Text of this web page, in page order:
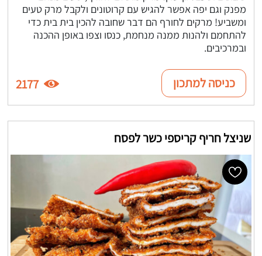
מפנק וגם יפה אפשר להגיש עם קרוטונים ולקבל מרק טעים
ומשביע! מרקים לחורף הם דבר שחובה להכין בית בית כדי
להתחמם ולהנות ממנה מנחמת, כנסו וצפו באופן ההכנה
ובמרכיבים.
כניסה למתכון 2177
שניצל חריף קריספי כשר לפסח